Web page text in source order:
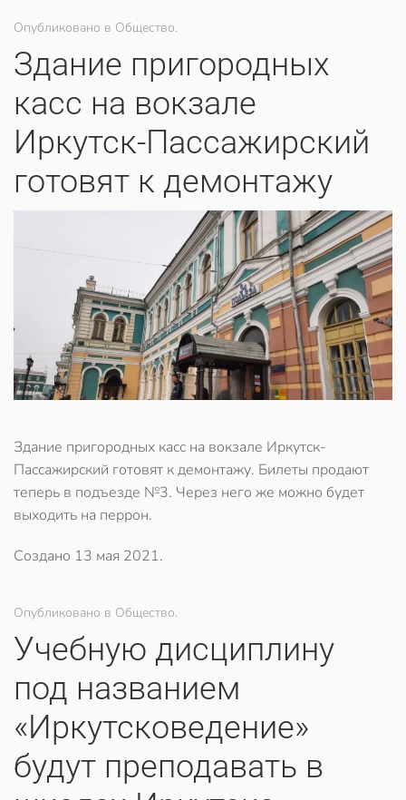
Опубликовано в Общество.
Здание пригородных
касс на вокзале
Иркутск-Пассажирский
готовят к демонтажу
Здание пригородных касс на вокзале Иркутск-
Пассажирский готовят к демонтажу. Билеты продают
теперь в подъезде №3. Через него же можно будет
выходить на перрон.
Создано 13 мая 2021.
Опубликовано в Общество.
Учебную дисциплину
под названием
«Иркутсковедение»
будут преподавать в